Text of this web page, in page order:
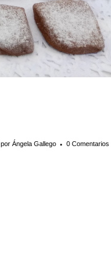
por Ángela Gallego 0 Comentarios